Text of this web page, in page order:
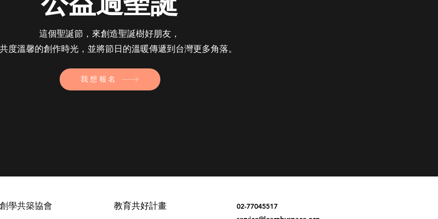
這個聖誕節，來創造聖誕樹好朋友，
度溫馨的創作時光，並將節日的溫暖傳遞到台灣更多角落。
我想報名
創學共築協會 教育共好計畫
02-77045517